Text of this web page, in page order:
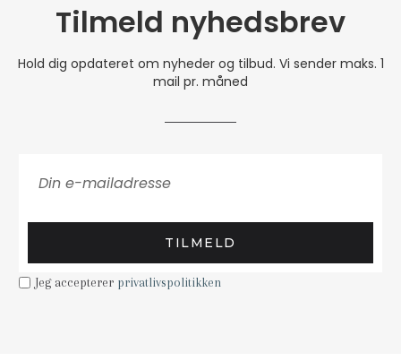
Tilmeld nyhedsbrev
Hold dig opdateret om nyheder og tilbud. Vi sender maks. 1
mail pr. måned
TILMELD
Jeg accepterer privatlivspolitikken